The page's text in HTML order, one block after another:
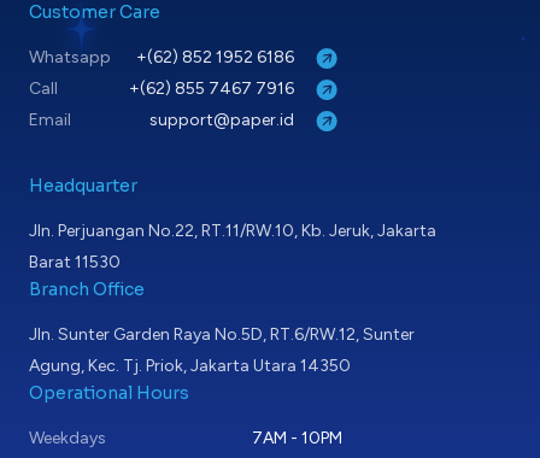
Customer Care
Whatsapp
+(62) 852 1952 6186
Call
+(62) 855 7467 7916
Email
support@paper.id
Headquarter
Jln. Perjuangan No.22, RT.11/RW.10, Kb. Jeruk, Jakarta
Barat 11530
Branch Office
Jln. Sunter Garden Raya No.5D, RT.6/RW.12, Sunter
Agung, Kec. Tj. Priok, Jakarta Utara 14350
Operational Hours
Weekdays
7AM - 10PM